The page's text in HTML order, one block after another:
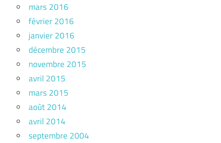
mars 2016
février 2016
janvier 2016
décembre 2015
novembre 2015
avril 2015
mars 2015
août 2014
avril 2014
septembre 2004